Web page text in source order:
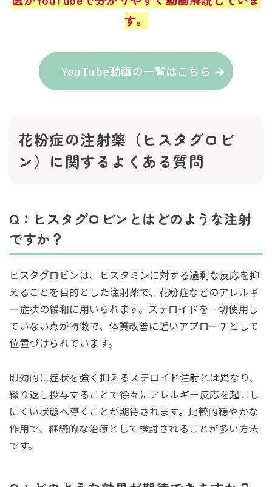
す。
YouTube動画の一覧はこちら
花粉症の注射薬（ヒスタグロビ
ン）に関するよくある質問
Q：ヒスタグロビンとはどのような注射
ですか？
ヒスタグロビンは、ヒスタミンに対する過剰な反応を抑
えることを目的とした注射薬で、花粉症などのアレルギ
ー症状の緩和に用いられます。ステロイドを一切使用し
ていない点が特徴で、体質改善に近いアプローチとして
位置づけられています。
即効的に症状を強く抑えるステロイド注射とは異なり、
繰り返し投与することで徐々にアレルギー反応を起こし
にくい状態へ導くことが期待されます。比較的穏やかな
作用で、継続的な治療として検討されることが多い方法
です。